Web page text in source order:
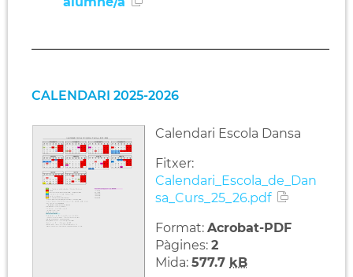
CALENDARI 2025-2026
Calendari Escola Dansa
Fitxer:
Calendari_Escola_de_Dan
sa_Curs_25_26.pdf
Format: Acrobat-PDF
Pàgines: 2
Mida: 577.7 kB